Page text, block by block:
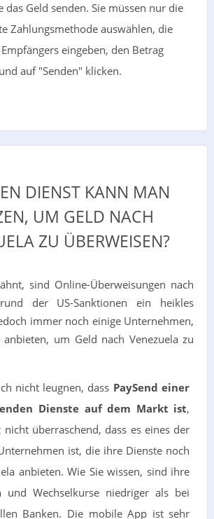
das Geld senden. Sie müssen nur die
Zahlungsmethode auswählen, die
eingeben, den Betrag
auf "Senden" klicken.
DIENST KANN MAN
UM GELD NACH
ZU ÜBERWEISEN?
sind Online-Überweisungen nach
der US-Sanktionen ein heikles
immer noch einige Unternehmen,
um Geld nach Venezuela zu
nicht leugnen, dass PaySend einer
Dienste auf dem Markt ist,
nicht überraschend, dass es eines der
ist, die ihre Dienste noch
anbieten. Wie Sie wissen, sind ihre
und Wechselkurse niedriger als bei
Banken. Die mobile App ist sehr